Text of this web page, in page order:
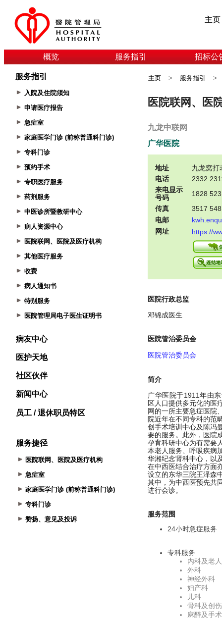
主页
概览 服务指引 招标公
服务指引
入院及住院须知
申请医疗报告
急症室
家庭医学门诊 (前称普通科门诊)
专科门诊
预约手术
专职医疗服务
药剂服务
中医诊所暨教研中心
病人资源中心
医院联网、医院及医疗机构
其他医疗服务
收费
病人通知书
特别服务
医院管理局电子医生证明书
病友中心
医护天地
社区伙伴
新闻中心
员工 / 退休职员特区
服务捷径
医院联网、医院及医疗机构
急症室
家庭医学门诊 (前称普通科门诊)
专科门诊
赞扬、意见及投诉
主页 > 服务指引 >